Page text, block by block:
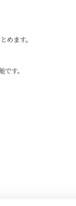
めます。
す。